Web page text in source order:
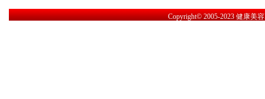
Copyright© 2005-2023健康美